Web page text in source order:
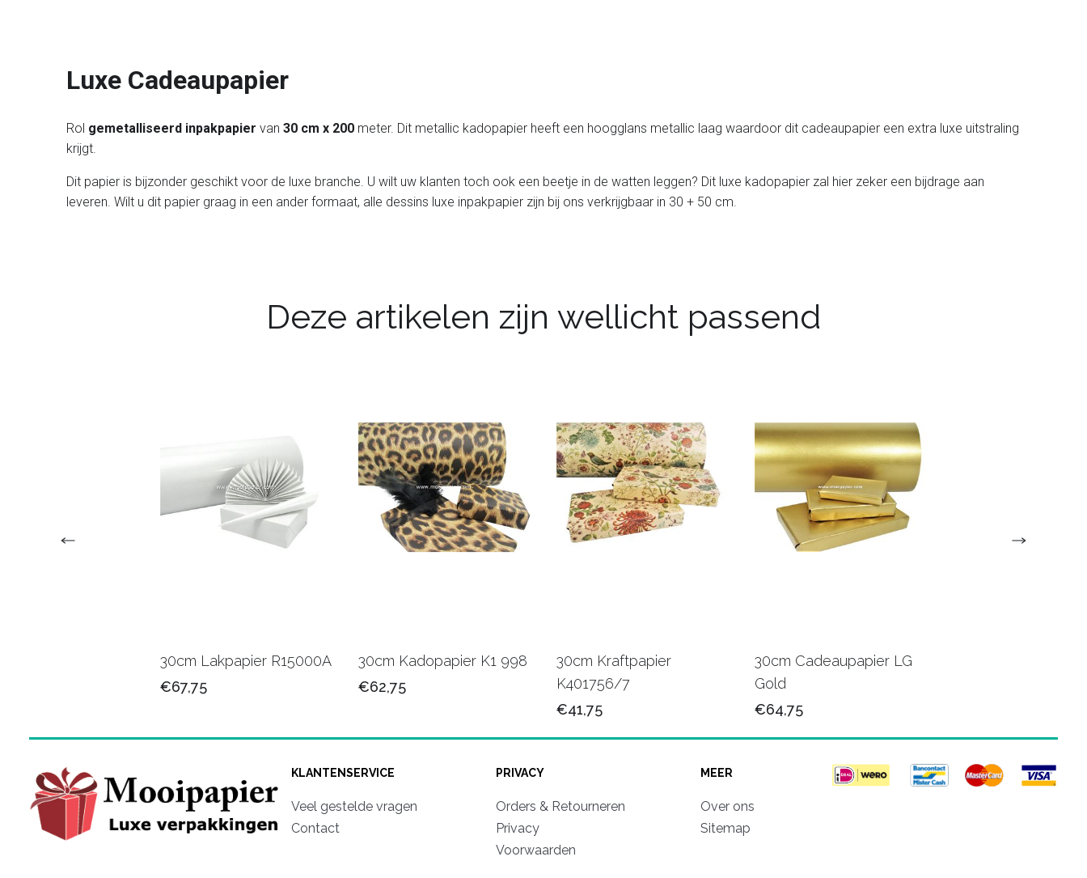
Luxe Cadeaupapier
Rol gemetalliseerd inpakpapier van 30 cm x 200 meter. Dit metallic kadopapier heeft een hoogglans metallic laag waardoor dit cadeaupapier een extra luxe uitstraling
krijgt.
Dit papier is bijzonder geschikt voor de luxe branche. U wilt uw klanten toch ook een beetje in de watten leggen? Dit luxe kadopapier zal hier zeker een bijdrage aan
leveren. Wilt u dit papier graag in een ander formaat, alle dessins luxe inpakpapier zijn bij ons verkrijgbaar in 30 + 50 cm.
Deze artikelen zijn wellicht passend
30cm Lakpapier R15000A
€67,75
30cm Kadopapier K1 998
€62,75
30cm Kraftpapier
K401756/7
€41,75
30cm Cadeaupapier LG
Gold
€64,75
KLANTENSERVICE
Veel gestelde vragen
Contact
PRIVACY
Orders & Retourneren
Privacy
Voorwaarden
MEER
Over ons
Sitemap